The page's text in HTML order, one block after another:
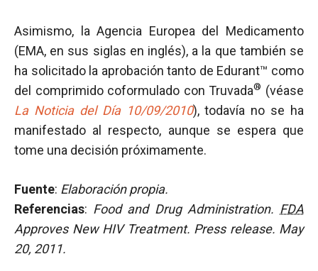
Asimismo, la Agencia Europea del Medicamento
(EMA, en sus siglas en inglés), a la que también se
ha solicitado la aprobación tanto de Edurant™ como
del comprimido coformulado con Truvada® (véase
La Noticia del Día 10/09/2010), todavía no se ha
manifestado al respecto, aunque se espera que
tome una decisión próximamente.
Fuente: Elaboración propia.
Referencias: Food and Drug Administration. FDA
Approves New HIV Treatment. Press release. May
20, 2011.